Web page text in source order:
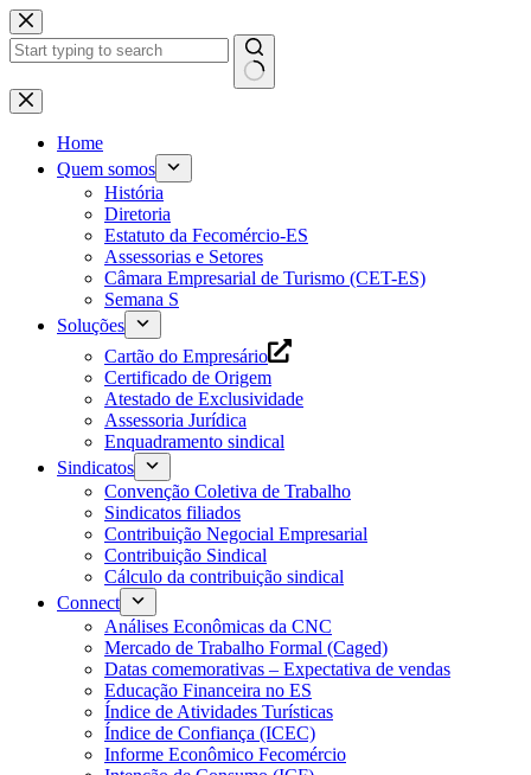
Pular
para
o
Home
Quem somos
História
Diretoria
Estatuto da Fecomércio-ES
Assessorias e Setores
Câmara Empresarial de Turismo (CET-ES)
Semana S
Soluções
Cartão do Empresário
Certificado de Origem
Atestado de Exclusividade
Assessoria Jurídica
Enquadramento sindical
Sindicatos
Convenção Coletiva de Trabalho
Sindicatos filiados
Contribuição Negocial Empresarial
Contribuição Sindical
Cálculo da contribuição sindical
Connect
Análises Econômicas da CNC
Mercado de Trabalho Formal (Caged)
Datas comemorativas – Expectativa de vendas
Educação Financeira no ES
Índice de Atividades Turísticas
Índice de Confiança (ICEC)
Informe Econômico Fecomércio